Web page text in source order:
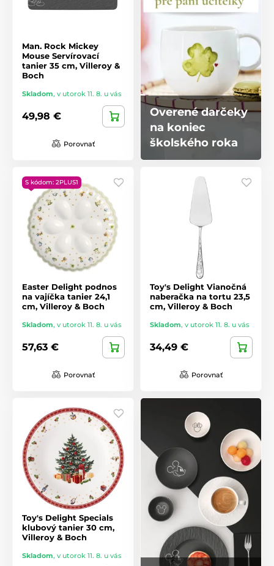
Man. Rock Mickey
Mouse Servírovací
tanier 35 cm, Villeroy &
Boch
Skladom, v utorok 11. 8. u vás
49,98 €
Porovnať
Overené darčeky
na koniec
školského roka
S kódom: 2PLUS1
Easter Delight podnos
na vajíčka tanier 24,1
cm, Villeroy & Boch
Skladom, v utorok 11. 8. u vás
57,63 €
Porovnať
Toy's Delight Vianočná
naberačka na tortu 23,5
cm, Villeroy & Boch
Skladom, v utorok 11. 8. u vás
34,49 €
Porovnať
Toy's Delight Specials
klubový tanier 30 cm,
Villeroy & Boch
Skladom, v utorok 11. 8. u vás